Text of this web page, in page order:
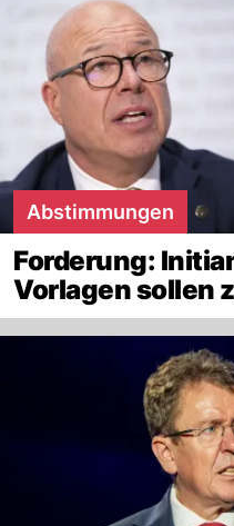
Abstimmungen
Forderung:
Vorlagen sollen